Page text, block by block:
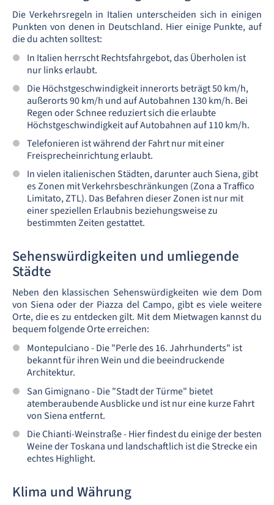
Die Verkehrsregeln in Italien unterscheiden sich in einigen
Punkten von denen in Deutschland. Hier einige Punkte, auf
die du achten solltest:
In Italien herrscht Rechtsfahrgebot, das Überholen ist
nur links erlaubt.
Die Höchstgeschwindigkeit innerorts beträgt 50 km/h,
außerorts 90 km/h und auf Autobahnen 130 km/h. Bei
Regen oder Schnee reduziert sich die erlaubte
Höchstgeschwindigkeit auf Autobahnen auf 110 km/h.
Telefonieren ist während der Fahrt nur mit einer
Freisprecheinrichtung erlaubt.
In vielen italienischen Städten, darunter auch Siena, gibt
es Zonen mit Verkehrsbeschränkungen (Zona a Traffico
Limitato, ZTL). Das Befahren dieser Zonen ist nur mit
einer speziellen Erlaubnis beziehungsweise zu
bestimmten Zeiten gestattet.
Sehenswürdigkeiten und umliegende
Städte
Neben den klassischen Sehenswürdigkeiten wie dem Dom
von Siena oder der Piazza del Campo, gibt es viele weitere
Orte, die es zu entdecken gilt. Mit dem Mietwagen kannst du
bequem folgende Orte erreichen:
Montepulciano - Die "Perle des 16. Jahrhunderts" ist
bekannt für ihren Wein und die beeindruckende
Architektur.
San Gimignano - Die "Stadt der Türme" bietet
atemberaubende Ausblicke und ist nur eine kurze Fahrt
von Siena entfernt.
Die Chianti-Weinstraße - Hier findest du einige der besten
Weine der Toskana und landschaftlich ist die Strecke ein
echtes Highlight.
Klima und Währung